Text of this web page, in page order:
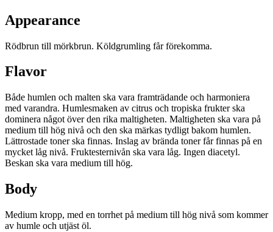
Appearance
Rödbrun till mörkbrun. Köldgrumling får förekomma.
Flavor
Både humlen och malten ska vara framträdande och harmoniera
med varandra. Humlesmaken av citrus och tropiska frukter ska
dominera något över den rika maltigheten. Maltigheten ska vara på
medium till hög nivå och den ska märkas tydligt bakom humlen.
Lättrostade toner ska finnas. Inslag av brända toner får finnas på en
mycket låg nivå. Fruktesternivån ska vara låg. Ingen diacetyl.
Beskan ska vara medium till hög.
Body
Medium kropp, med en torrhet på medium till hög nivå som kommer
av humle och utjäst öl.